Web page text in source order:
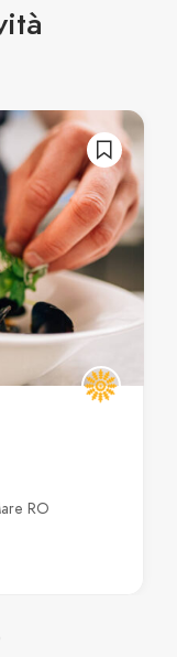
RO